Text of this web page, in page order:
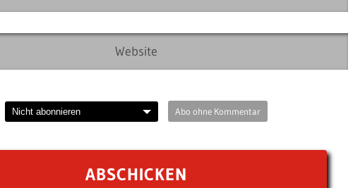
Abo ohne Kommentar